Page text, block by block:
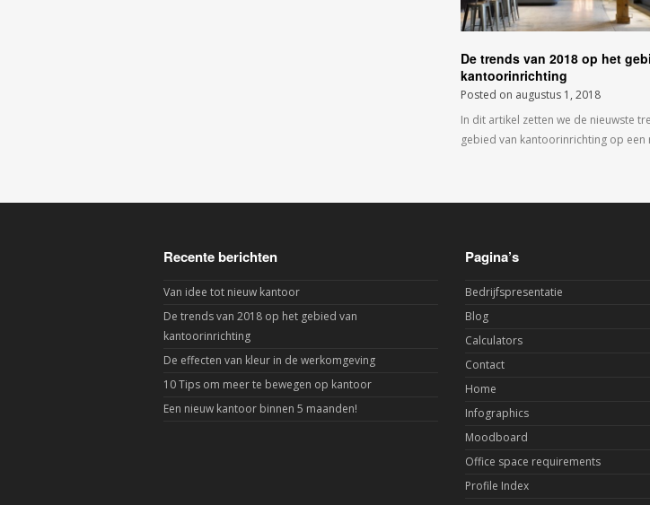
De trends van 2018 op het
kantoorinrichting
Posted on augustus 1, 2018
In dit artikel zetten we de nieuwste
gebied van kantoorinrichting op een
Recente berichten
Van idee tot nieuw kantoor
De trends van 2018 op het gebied van
kantoorinrichting
De effecten van kleur in de werkomgeving
10 Tips om meer te bewegen op kantoor
Een nieuw kantoor binnen 5 maanden!
Pagina’s
Bedrijfspresentatie
Blog
Calculators
Contact
Home
Infographics
Moodboard
Office space requirements
Profile Index